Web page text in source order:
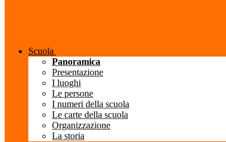
Scuola
Panoramica
Presentazione
I luoghi
Le persone
I numeri della scuola
Le carte della scuola
Organizzazione
La storia